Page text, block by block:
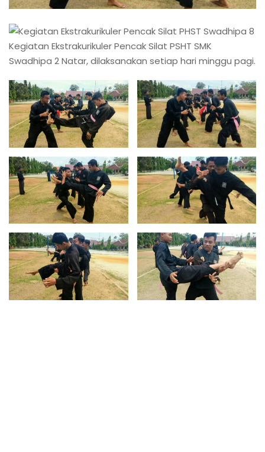
Kegiatan Ekstrakurikuler Pencak Silat PSHT SMK
Swadhipa 2 Natar, dilaksanakan setiap hari minggu pagi.